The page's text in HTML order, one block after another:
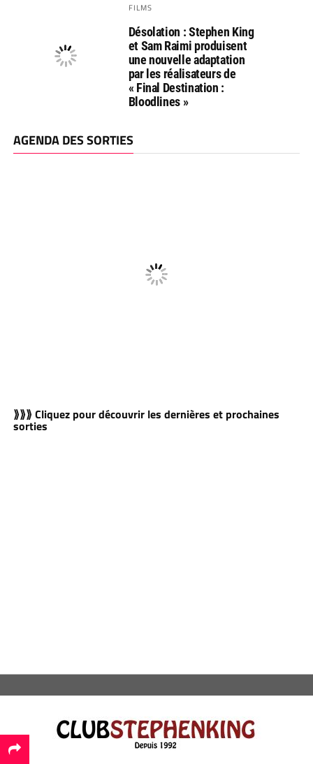
FILMS
Désolation : Stephen King
et Sam Raimi produisent
une nouvelle adaptation
par les réalisateurs de
« Final Destination :
Bloodlines »
AGENDA DES SORTIES
⟫⟫⟫ Cliquez pour découvrir les dernières et prochaines
sorties